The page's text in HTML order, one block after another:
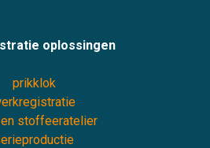
oplossingen
prikklok
stoffeeratelier